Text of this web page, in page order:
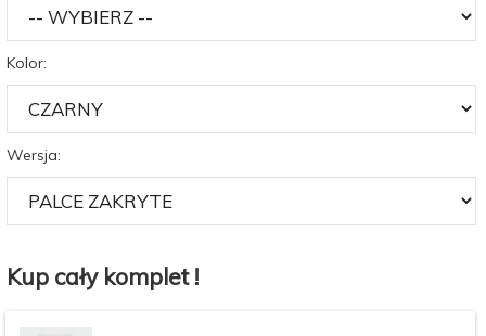
Kolor:
Wersja:
Kup cały komplet !